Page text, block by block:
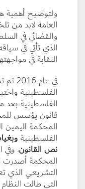
ولتوضيح أهمية
العامة لابد من
والقضائي في
الذي تأتي في
النقابة في
في
الفلسطينية
الفلسطينية
قانون يؤسس
المحكمة اليمين
الفلسطينية
نص القانون،
المحكمة أصدرت
التشريعي الذي
التي طالت